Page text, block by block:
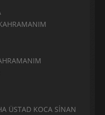
ÜSTAD KOCA SİNAN